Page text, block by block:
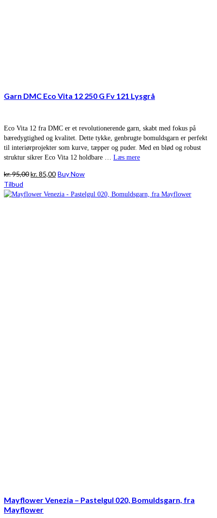
Garn DMC Eco Vita 12 250 G Fv 121 Lysgrå
Eco Vita 12 fra DMC er et revolutionerende garn, skabt med fokus på
bæredygtighed og kvalitet. Dette tykke, genbrugte bomuldsgarn er perfekt
til interiørprojekter som kurve, tæpper og puder. Med en blød og robust
struktur sikrer Eco Vita 12 holdbare … Læs mere
kr.95,00Den
pris
kr.85,00Den
pris
Buy Now
Tilbud
Mayflower Venezia – Pastelgul 020, Bomuldsgarn, fra
Mayflower